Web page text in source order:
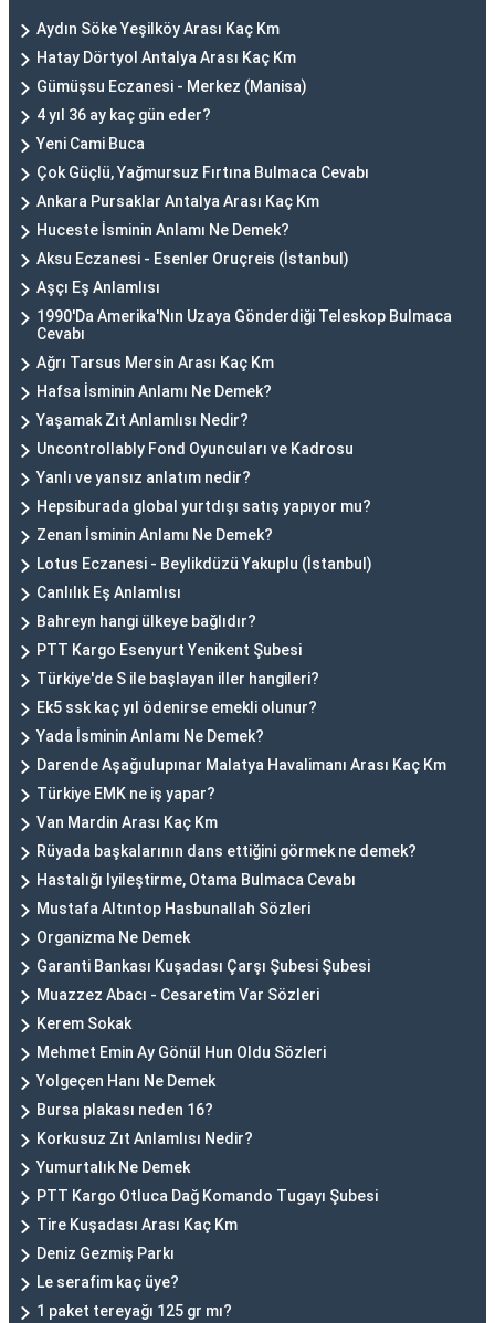
Aydın Söke Yeşilköy Arası Kaç Km
Hatay Dörtyol Antalya Arası Kaç Km
Gümüşsu Eczanesi - Merkez (Manisa)
4 yıl 36 ay kaç gün eder?
Yeni Cami Buca
Çok Güçlü, Yağmursuz Fırtına Bulmaca Cevabı
Ankara Pursaklar Antalya Arası Kaç Km
Huceste İsminin Anlamı Ne Demek?
Aksu Eczanesi - Esenler Oruçreis (İstanbul)
Aşçı Eş Anlamlısı
1990'Da Amerika'Nın Uzaya Gönderdiği Teleskop Bulmaca
Cevabı
Ağrı Tarsus Mersin Arası Kaç Km
Hafsa İsminin Anlamı Ne Demek?
Yaşamak Zıt Anlamlısı Nedir?
Uncontrollably Fond Oyuncuları ve Kadrosu
Yanlı ve yansız anlatım nedir?
Hepsiburada global yurtdışı satış yapıyor mu?
Zenan İsminin Anlamı Ne Demek?
Lotus Eczanesi - Beylikdüzü Yakuplu (İstanbul)
Canlılık Eş Anlamlısı
Bahreyn hangi ülkeye bağlıdır?
PTT Kargo Esenyurt Yenikent Şubesi
Türkiye'de S ile başlayan iller hangileri?
Ek5 ssk kaç yıl ödenirse emekli olunur?
Yada İsminin Anlamı Ne Demek?
Darende Aşağıulupınar Malatya Havalimanı Arası Kaç Km
Türkiye EMK ne iş yapar?
Van Mardin Arası Kaç Km
Rüyada başkalarının dans ettiğini görmek ne demek?
Hastalığı Iyileştirme, Otama Bulmaca Cevabı
Mustafa Altıntop Hasbunallah Sözleri
Organizma Ne Demek
Garanti Bankası Kuşadası Çarşı Şubesi Şubesi
Muazzez Abacı - Cesaretim Var Sözleri
Kerem Sokak
Mehmet Emin Ay Gönül Hun Oldu Sözleri
Yolgeçen Hanı Ne Demek
Bursa plakası neden 16?
Korkusuz Zıt Anlamlısı Nedir?
Yumurtalık Ne Demek
PTT Kargo Otluca Dağ Komando Tugayı Şubesi
Tire Kuşadası Arası Kaç Km
Deniz Gezmiş Parkı
Le serafim kaç üye?
1 paket tereyağı 125 gr mı?